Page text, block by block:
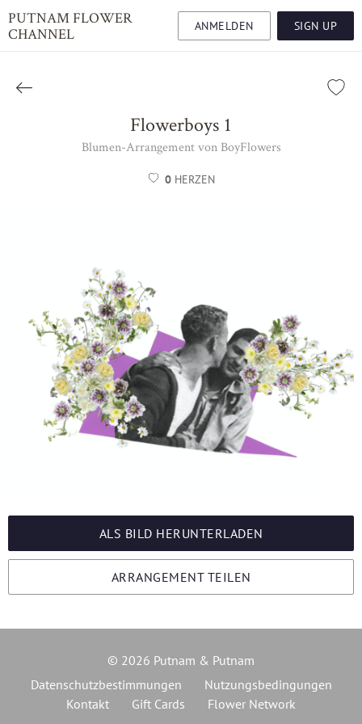
PUTNAM FLOWER
CHANNEL
ANMELDEN SIGN UP
Flowerboys 1
Blumen-Arrangement von BoyFlowers
0HERZEN
ALS BILD HERUNTERLADEN
ARRANGEMENT TEILEN
© 2026 Putnam & Putnam
Datenschutzbestimmungen
Nutzungsbedingungen
Kontakt
Gift Cards Flower Network